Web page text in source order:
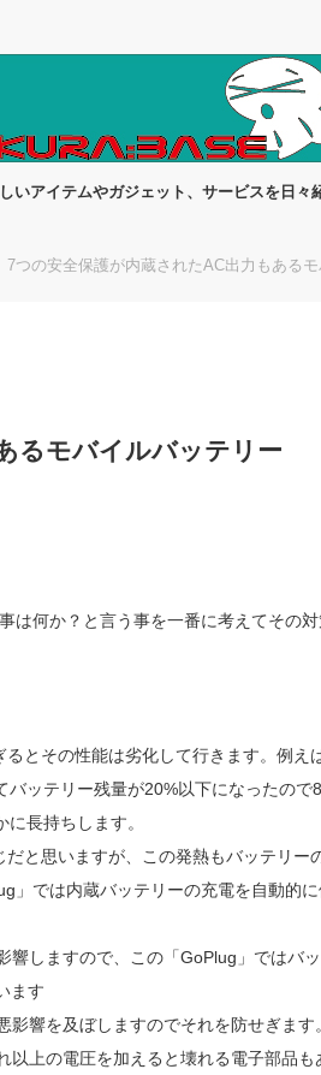
いアイテムやガジェット、サービスを日々
7つの安全保護が内蔵されたAC出力もあるモ
るモバイルバッテリー
は何か？と言う事を一番に考えてその
とその性能は劣化して行きます。例え
ッテリー残量が20%以下になったので
長持ちします。
と思いますが、この発熱もバッテリー
」では内蔵バッテリーの充電を自動的に
しますので、この「GoPlug」ではバ
ます
響を及ぼしますのでそれを防せぎます。
上の電圧を加えると壊れる電子部品も